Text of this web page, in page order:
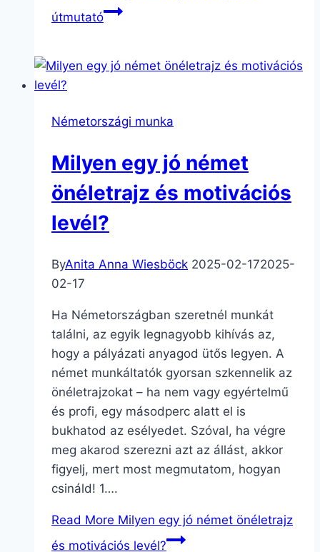
útmutató
Németországi munka
Milyen egy jó német
önéletrajz és motivációs
levél?
ByAnita Anna Wiesböck 2025-02-172025-
02-17
Ha Németországban szeretnél munkát
találni, az egyik legnagyobb kihívás az,
hogy a pályázati anyagod ütős legyen. A
német munkáltatók gyorsan szkennelik az
önéletrajzokat – ha nem vagy egyértelmű
és profi, egy másodperc alatt el is
bukhatod az esélyedet. Szóval, ha végre
meg akarod szerezni azt az állást, akkor
figyelj, mert most megmutatom, hogyan
csináld! 1….
Read More Milyen egy jó német önéletrajz
és motivációs levél?